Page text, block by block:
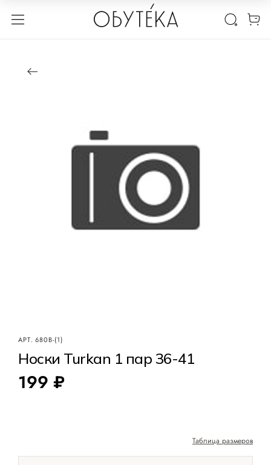
АРТ.680B-(1)
Носки Turkan 1 пар 36-41
199 ₽
Таблица размеров